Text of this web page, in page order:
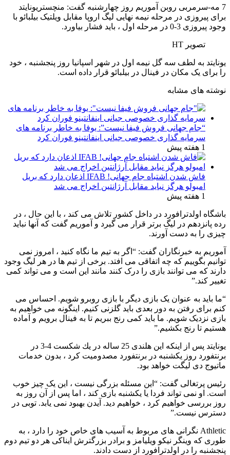
7 مه-سرمربی روبن آموریم روز چهارشنبه گفت: منچستریونایتد
برای پیروزی در مرحله نیمه نهایی لیگ اروپا مقابل ویلتیک بیلبائو با
وجود پیروزی 3-0 در مرحله اول ، باید فشار بیاورد.
تصویر HT
یونایتد به لطف سه گل نیمه اول در شهر اسپانیا روز پنجشنبه ، خود
را برای یک مکان در فینال در بیلبائو قرار داده است.
نوشته های مشابه
“جام جهانی فروش فیفا نیست”: یوفا به خاطر برنامه های
سرمایه گذاری خصوصی جیانی اینفانتینو فوران کرد
1 هفته پیش
فاش شدن اشتباه جام جهانی! IFAB اذعان دارد که بریل
امبولو هرگز نباید مقابل آرژانتین اخراج می شد
1 هفته پیش
باشگاه اولدترافورد در داخل کشور تلاش می کند ، با این حال ، در
رده پانزدهم در لیگ برتر قرار می گیرد و آموریم گفت که آنها نباید
چیزی را به دست آورند.
آموریم به خبرنگاران گفت: “اگر به تیم ما نگاه کنید ، امروز نمی
توانیم بگوییم که چه اتفاقی می افتد. برخی از تیم ها در هر لیگ وجود
دارند که می توانند بازی را درک کنند مانند این است و می تواند کمی
تغییر کند.”
“ما باید به عنوان یک بازی دیگر با بازی روبرو شویم. احساس می
کنم برای رفتن به دور بعدی باید گلزنی کنیم. اینگونه می خواهیم به
بازی نزدیک شویم. ما باید کمی رنج ببریم تا به فینال برویم و آماده
هستیم تا رنج بکشیم.”
یونایتد پس از اینكه این هلندی 25 ساله در یك شکست 4-3 در
برنتفورد روز یكشنبه در برنتفورد مصدومیت كرد ، بدون خدمات
ماتیوج دی لیگت خواهد بود.
رئیس پرتغالی گفت: “این مسئله بزرگی نیست ، این یک چیز خوب
است. او نمی تواند فردا یا یکشنبه بازی کند ، اما پس از آن روز به
روز بررسی خواهیم کرد ، خواهیم دید. آیدن بهبود نمی یابد. توبی در
دسترس نیست.”
Athletic نگرانی های مربوط به آسیب های خاص خود را دارد ، به
طوری که وینگر نیکو ویلیامز و برادر بزرگترش ایناکی هر دو تیم دوم
پنجشنبه را در اولدترافورد از دست دادند.